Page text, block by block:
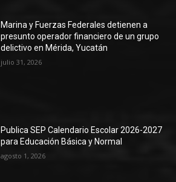
Marina y Fuerzas Federales detienen a
presunto operador financiero de un grupo
delictivo en Mérida, Yucatán
julio 31, 2026
Publica SEP Calendario Escolar 2026-2027
para Educación Básica y Normal
agosto 1, 2026